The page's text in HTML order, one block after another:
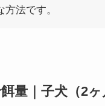
方法です。
量｜子犬（2ヶ